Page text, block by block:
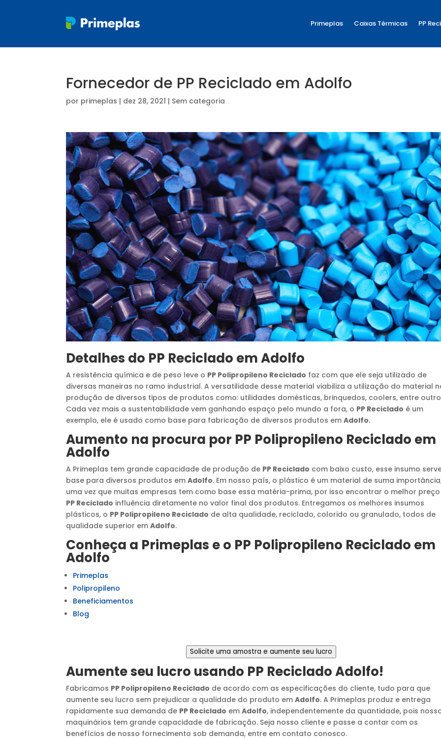
Primeplas Caixas Térmicas PP
Fornecedor de PP Reciclado em Adolfo
por primeplas | dez 28, 2021 | Sem categoria
Detalhes do PP Reciclado emAdolfo
A resistência química e de peso leve o PP Polipropileno Reciclado faz com que ele seja utilizado de
diversas maneiras no ramo industrial. A versatilidade desse material viabiliza a utilização do material
produção de diversos tipos de produtos como: utilidades domésticas, brinquedos, coolers, entre
Cada vez mais a sustentabilidade vem ganhando espaço pelo mundo a fora, o PP Reciclado é um
exemplo, ele é usado como base para fabricação de diversos produtos emAdolfo.
Aumento na procura por PP Polipropileno Reciclado em
Adolfo
A Primeplas tem grande capacidade de produção de PP Reciclado com baixo custo, esse insumo
base para diversos produtos emAdolfo. Em nosso país, o plástico é um material de suma
uma vez que muitas empresas tem como base essa matéria-prima, por isso encontrar o melhor
PP Reciclado influência diretamente no valor final dos produtos. Entregamos os melhores insumos
plásticos, o PP Polipropileno Reciclado de alta qualidade, reciclado, colorido ou granulado, todos de
qualidade superior emAdolfo.
Conheça a Primeplas e o PP Polipropileno Reciclado em
Adolfo
Primeplas
Polipropileno
Beneficiamentos
Blog
Solicite uma amostra e aumente seu lucro
Aumente seu lucro usando PP Reciclado Adolfo!
Fabricamos PP Polipropileno Reciclado de acordo com as especificações do cliente, tudo para que
aumente seu lucro sem prejudicar a qualidade do produto emAdolfo. A Primeplas produz e entrega
rapidamente sua demanda de PP Reciclado emAdolfo, independentemente da quantidade, pois
maquinários tem grande capacidade de fabricação. Seja nosso cliente e passe a contar com os
benefícios de nosso fornecimento sob demanda, entre em contato conosco.